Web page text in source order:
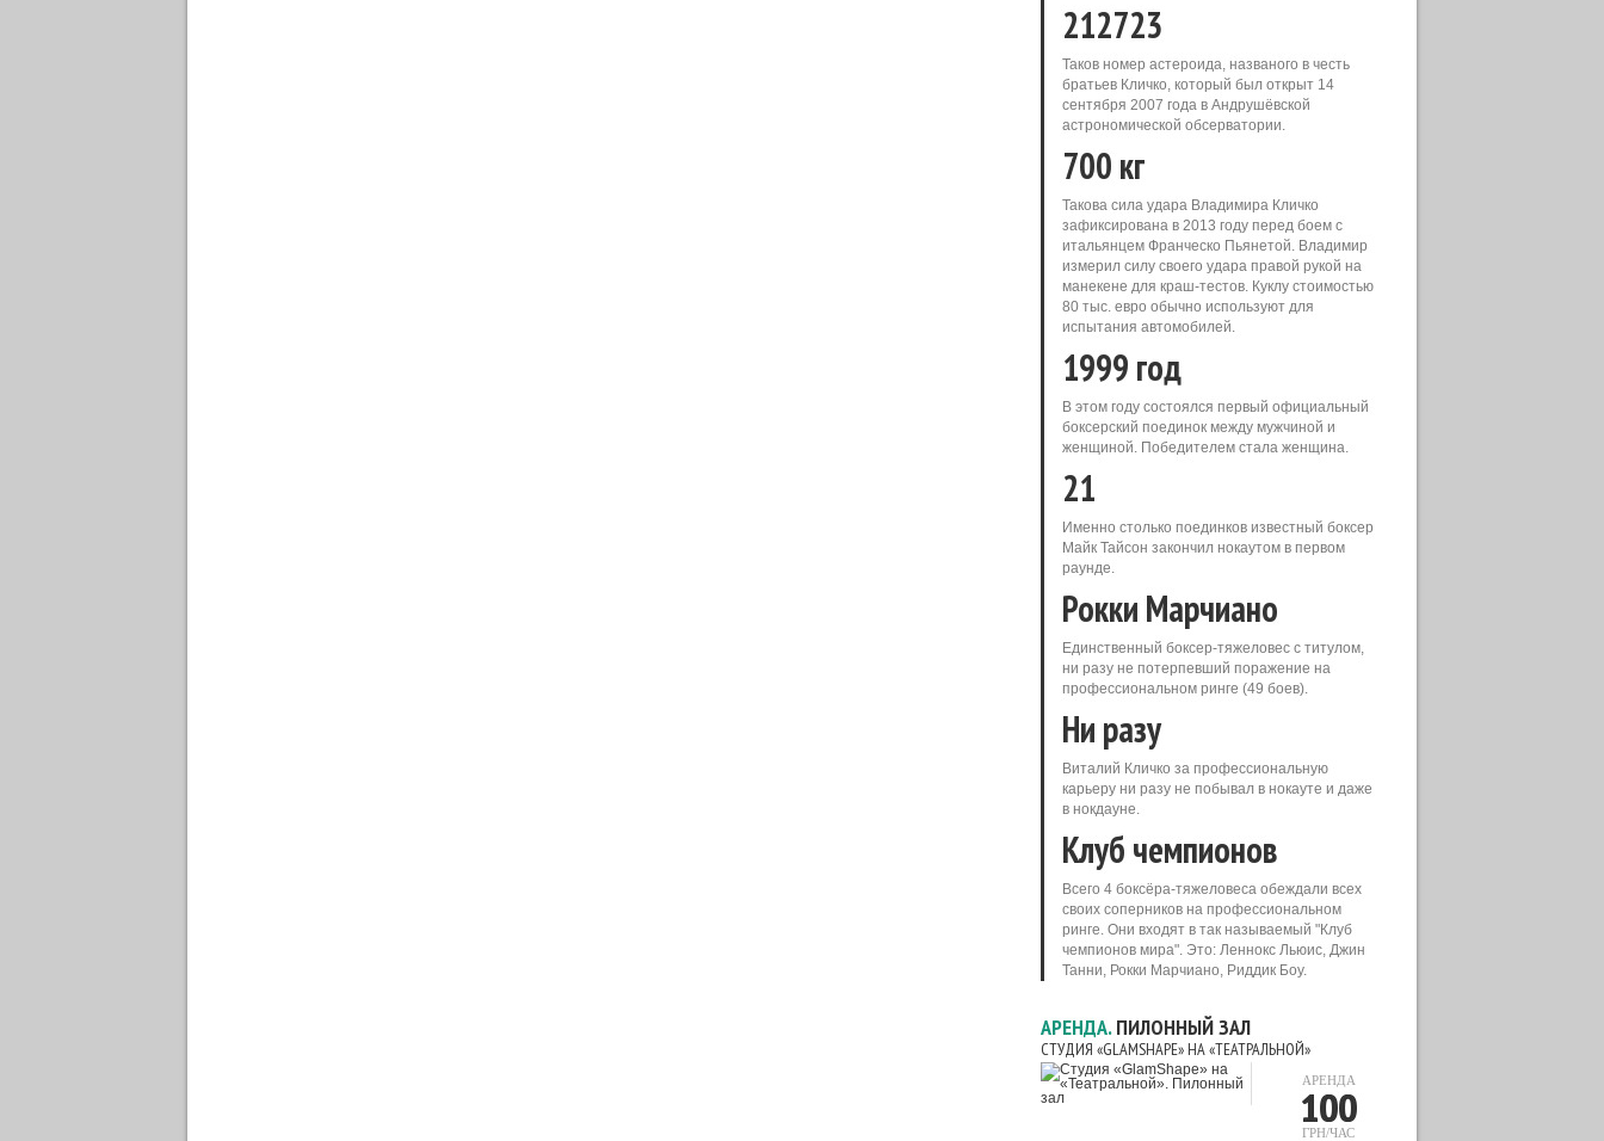
212723
Таков номер астероида, названого в честь
братьев Кличко, который был открыт 14
сентября 2007 года в Андрушёвской
астрономической обсерватории.
700 кг
Такова сила удара Владимира Кличко
зафиксирована в 2013 году перед боем с
итальянцем Франческо Пьянетой. Владимир
измерил силу своего удара правой рукой на
манекене для краш-тестов. Куклу стоимостью
80 тыс. евро обычно используют для
испытания автомобилей.
1999 год
В этом году состоялся первый официальный
боксерский поединок между мужчиной и
женщиной. Победителем стала женщина.
21
Именно столько поединков известный боксер
Майк Тайсон закончил нокаутом в первом
раунде.
Рокки Марчиано
Единственный боксер-тяжеловес с титулом,
ни разу не потерпевший поражение на
профессиональном ринге (49 боев).
Ни разу
Виталий Кличко за профессиональную
карьеру ни разу не побывал в нокауте и даже
в нокдауне.
Клуб чемпионов
Всего 4 боксёра-тяжеловеса обеждали всех
своих соперников на профессиональном
ринге. Они входят в так называемый "Клуб
чемпионов мира". Это: Леннокс Льюис, Джин
Танни, Рокки Марчиано, Риддик Боу.
АРЕНДА.ПИЛОННЫЙ ЗАЛ
СТУДИЯ «GLAMSHAPE» НА «ТЕАТРАЛЬНОЙ»
АРЕНДА
100
ГРН/ЧАС